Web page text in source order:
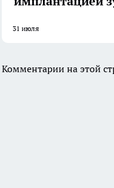
31 июля
Комментарии на этой